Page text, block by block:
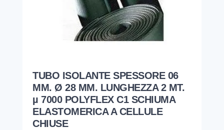
TUBO ISOLANTE SPESSORE 06
MM. Ø 28 MM. LUNGHEZZA 2 MT.
µ 7000 POLYFLEX C1 SCHIUMA
ELASTOMERICA A CELLULE
CHIUSE